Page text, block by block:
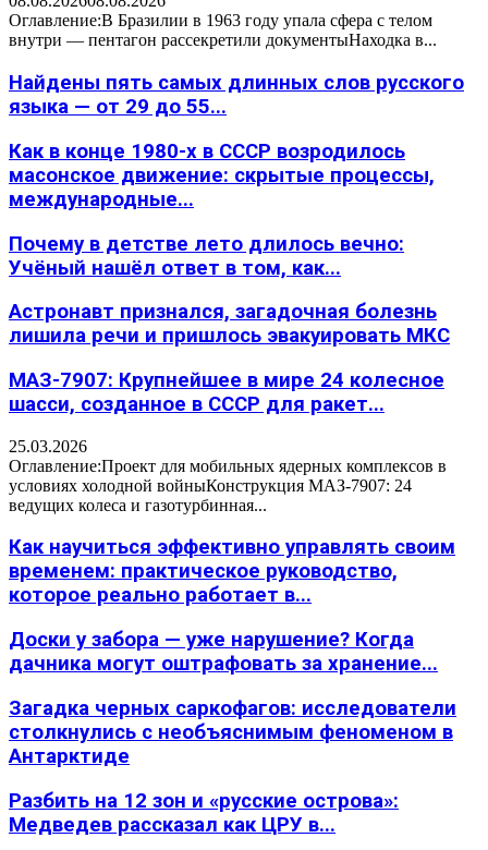
Оглавление:В Бразилии в 1963 году упала сфера с телом
внутри — пентагон рассекретили документыНаходка в...
Найдены пять самых длинных слов русского
языка — от 29 до 55...
Как в конце 1980-х в СССР возродилось
масонское движение: скрытые процессы,
международные...
Почему в детстве лето длилось вечно:
Учёный нашёл ответ в том, как...
Астронавт признался, загадочная болезнь
лишила речи и пришлось эвакуировать МКС
МАЗ-7907: Крупнейшее в мире 24 колесное
шасси, созданное в СССР для ракет...
25.03.2026
Оглавление:Проект для мобильных ядерных комплексов в
условиях холодной войныКонструкция МАЗ-7907: 24
ведущих колеса и газотурбинная...
Как научиться эффективно управлять своим
временем: практическое руководство,
которое реально работает в...
Доски у забора — уже нарушение? Когда
дачника могут оштрафовать за хранение...
Загадка черных саркофагов: исследователи
столкнулись с необъяснимым феноменом в
Антарктиде
Разбить на 12 зон и «русские острова»:
Медведев рассказал как ЦРУ в...